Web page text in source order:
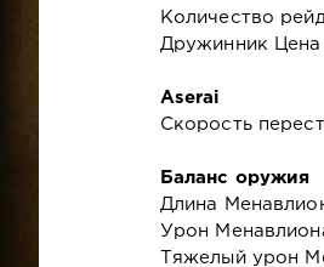
Количество
Дружинник Цена
Aserai
Скорость
Баланс оружия
Длина
Урон
Тяжелый урон